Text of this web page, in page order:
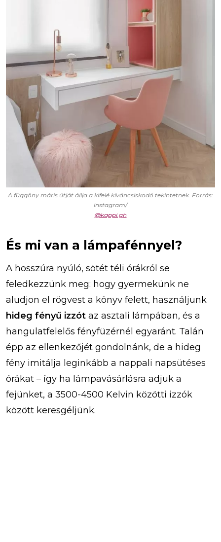
A függöny máris útját állja a kifelé kíváncsiskodó tekintetnek. Forrás:
instagram/
@kappi.gh
És mi van a lámpafénnyel?
A hosszúra nyúló, sötét téli órákról se
feledkezzünk meg: hogy gyermekünk ne
aludjon el rögvest a könyv felett, használjunk
hideg fényű izzót az asztali lámpában, és a
hangulatfelelős fényfüzérnél egyaránt. Talán
épp az ellenkezőjét gondolnánk, de a hideg
fény imitálja leginkább a nappali napsütéses
órákat – így ha lámpavásárlásra adjuk a
fejünket, a 3500-4500 Kelvin közötti izzók
között keresgéljünk.